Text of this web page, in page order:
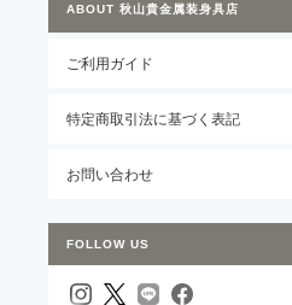
ABOUT 秋山貴金属装身具店
ご利用ガイド
特定商取引法に基づく表記
お問い合わせ
FOLLOW US